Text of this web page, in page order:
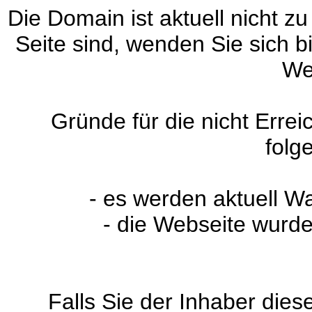
Die Domain ist aktuell nicht
Seite sind, wenden Sie sich
Gründe für die nicht
- es werden aktuell
- die Webseite
Falls Sie der Inhaber